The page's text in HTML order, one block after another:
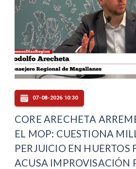
07-08-2026 10:30
CORE ARECHETA
EL MOP: CUESTIONA
PERJUICIO EN HUERTOS
ACUSA IMPROVISACIÓN